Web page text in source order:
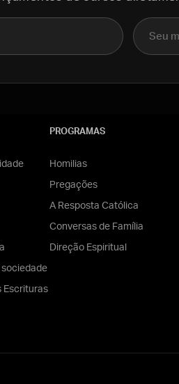
E-mail
Escrituras
PROGRAMAS
Homilias
Pregações
A Resposta Católica
Conversas de Família
Direção Espiritual